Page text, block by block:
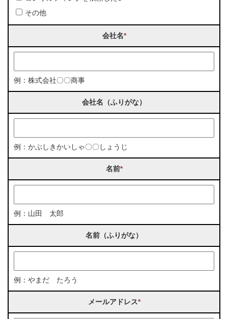
その他
会社名*
例：株式会社〇〇商事
会社名（ふりがな）
例：かぶしきかいしゃ〇〇しょうじ
名前*
例：山田 太郎
名前（ふりがな）
例：やまだ たろう
メールアドレス*